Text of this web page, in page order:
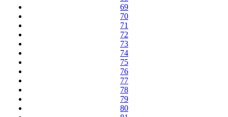
69
70
71
72
73
74
75
76
77
78
79
80